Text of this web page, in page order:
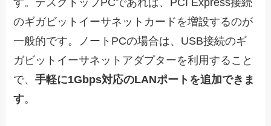
す。デスクトップPCであれば、PCI Express接続
のギガビットイーサネットカードを増設するのが
一般的です。ノートPCの場合は、USB接続のギ
ガビットイーサネットアダプターを利用すること
で、手軽に1Gbps対応のLANポートを追加できま
す。